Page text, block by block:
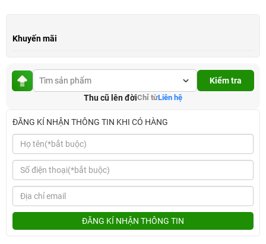
Khuyến mãi
Kiểm tra
Thu cũ lên đờiChỉ từLiên hệ
ĐĂNG KÍ NHẬN THÔNG TIN KHI CÓ HÀNG
ĐĂNG KÍ NHẬN THÔNG TIN